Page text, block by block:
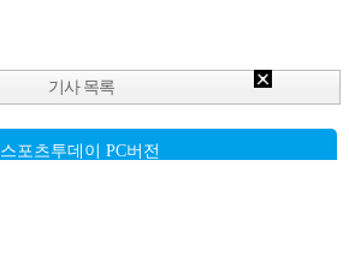
기사 목록
스포츠투데이 PC버전